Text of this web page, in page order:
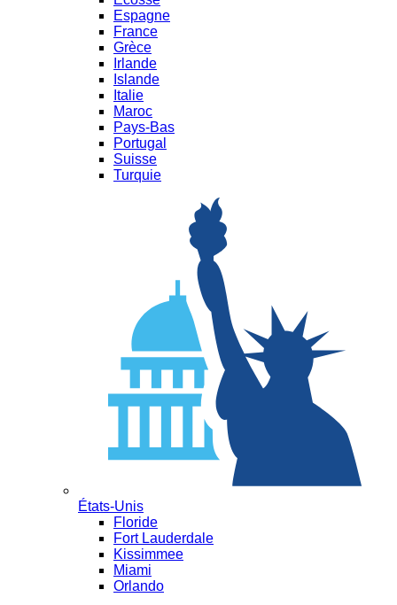
Espagne
France
Grèce
Irlande
Islande
Italie
Maroc
Pays-Bas
Portugal
Suisse
Turquie
États-Unis
Floride
Fort Lauderdale
Kissimmee
Miami
Orlando